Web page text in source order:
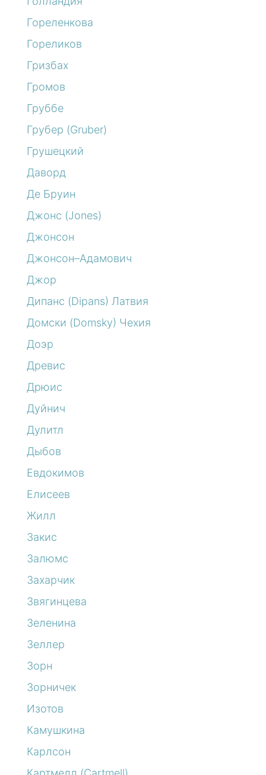
Гореленкова
Гореликов
Гризбах
Громов
Груббе
Грубер (Gruber)
Грушецкий
Даворд
Де Бруин
Джонс (Jones)
Джонсон
Джонсон–Адамович
Джор
Дипанс (Dipans) Латвия
Домски (Domsky) Чехия
Доэр
Древис
Дрюис
Дуйнич
Дулитл
Дыбов
Евдокимов
Елисеев
Жилл
Закис
Залюмс
Захарчик
Звягинцева
Зеленина
Зеллер
Зорн
Зорничек
Изотов
Камушкина
Карлсон